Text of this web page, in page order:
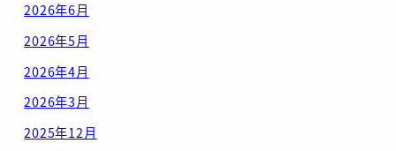
2026年6月
2026年5月
2026年4月
2026年3月
2025年12月